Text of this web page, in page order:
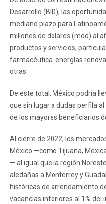
Desarrollo (BID), las
mediano plazo para
millones de dólares (mdd) al
productos y servicios,
farmacéutica, energías
otras.
De este total, México podría
que sin lugar a dudas perfila
de los mayores beneficiarios
Al cierre de 2022, los
México —como Tijuana,
— al igual que la región
aledañas a Monterrey y
históricas de arrendamiento
vacancias inferiores al 1% del